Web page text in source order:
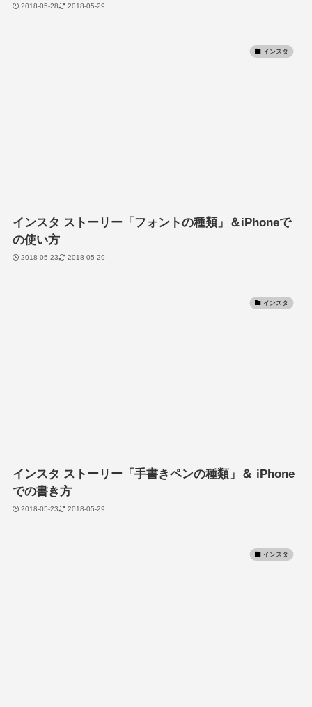
2018-05-28 2018-05-29
インスタ
インスタ ストーリー「フォントの種類」＆iPhoneで
の使い方
2018-05-23 2018-05-29
インスタ
インスタ ストーリー「手書きペンの種類」＆ iPhone
での書き方
2018-05-23 2018-05-29
インスタ